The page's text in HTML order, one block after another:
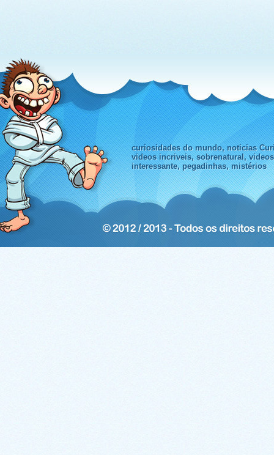
curiosidades do mundo, noticias
videos incriveis, sobrenatural,
interessante, pegadinhas, mistérios